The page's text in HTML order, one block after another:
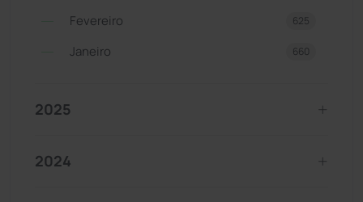
Fevereiro 625
Janeiro 660
2025
2024